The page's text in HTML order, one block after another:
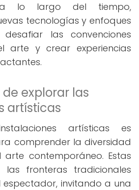
a lo largo del tiempo,
tecnologías y enfoques
las convenciones
arte y crear experiencias
explorar las
artísticas
artísticas es
comprender la diversidad
contemporáneo. Estas
fronteras tradicionales
invitando a una